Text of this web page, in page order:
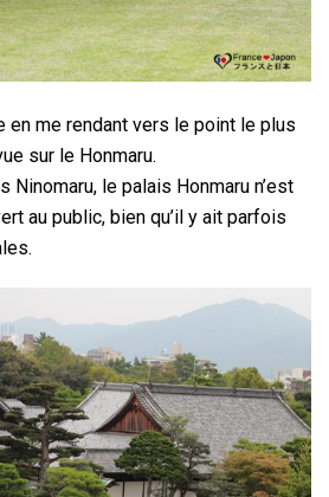
en me rendant vers le point le plus
sur le Honmaru.
Ninomaru, le palais Honmaru n’est
au public, bien qu’il y ait parfois